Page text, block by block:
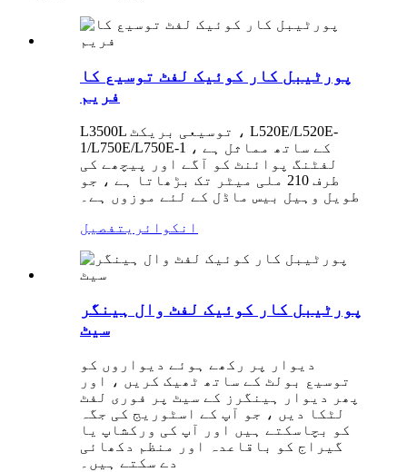
پورٹیبل کار کوئیک لفٹ توسیع کا
فریم
L3500L توسیعی بریکٹ ، L520E/L520E-
1/L750E/L750E-1 کے ساتھ مماثل ہے ،
لفٹنگ پوائنٹ کو آگے اور پیچھے کی
طرف 210 ملی میٹر تک بڑھاتا ہے ، جو
طویل وہیل بیس ماڈل کے لئے موزوں ہے۔
انکوائری تفصیل
پورٹیبل کار کوئیک لفٹ وال ہینگر
سیٹ
دیوار پر رکھے ہوئے دیواروں کو
توسیع بولٹ کے ساتھ ٹھیک کریں ، اور
پھر دیوار ہینگرز کے سیٹ پر فوری لفٹ
لٹکا دیں ، جو آپ کے اسٹوریج کی جگہ
کو بچاسکتے ہیں اور آپ کی ورکشاپ یا
گیراج کو باقاعدہ اور منظم دکھائی
دے سکتے ہیں۔